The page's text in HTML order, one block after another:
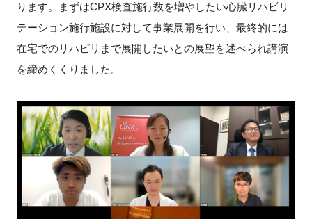
ります。まずはCPX検査施行数を増やしたい心臓リハビリ
テーション施行施設に対して事業展開を行い、最終的には
在宅でのリハビリまで展開したいとの展望を述べられ講演
を締めくくりました。